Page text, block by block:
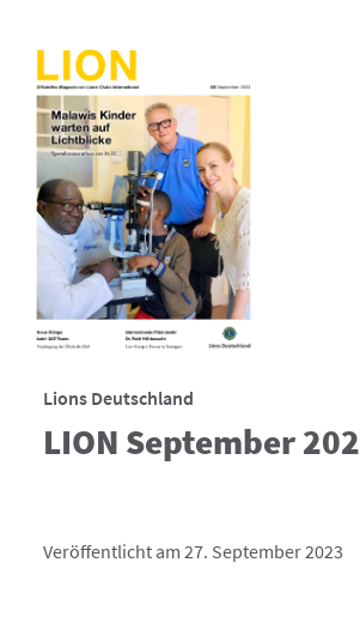
Lions Deutschland
LION September
Veröffentlicht am 27. September 2023